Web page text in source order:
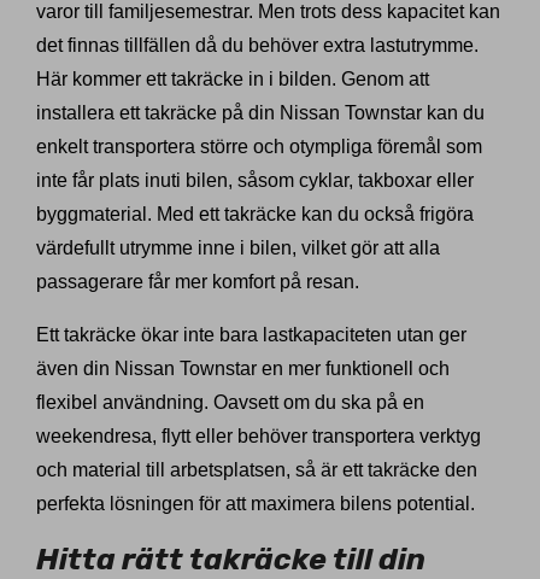
varor till familjesemestrar. Men trots dess kapacitet kan
det finnas tillfällen då du behöver extra lastutrymme.
Här kommer ett takräcke in i bilden. Genom att
installera ett takräcke på din Nissan Townstar kan du
enkelt transportera större och otympliga föremål som
inte får plats inuti bilen, såsom cyklar, takboxar eller
byggmaterial. Med ett takräcke kan du också frigöra
värdefullt utrymme inne i bilen, vilket gör att alla
passagerare får mer komfort på resan.
Ett takräcke ökar inte bara lastkapaciteten utan ger
även din Nissan Townstar en mer funktionell och
flexibel användning. Oavsett om du ska på en
weekendresa, flytt eller behöver transportera verktyg
och material till arbetsplatsen, så är ett takräcke den
perfekta lösningen för att maximera bilens potential.
Hitta rätt takräcke till din